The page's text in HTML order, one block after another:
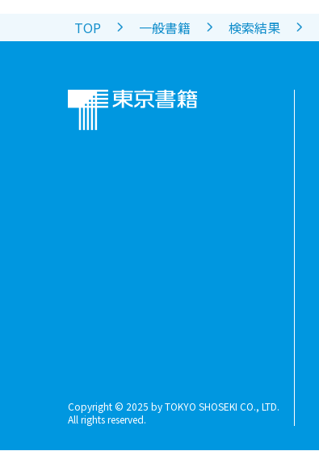
TOP 一般書籍 検索結果
Copyright © 2025 by TOKYO SHOSEKI CO., LTD.
All rights reserved.